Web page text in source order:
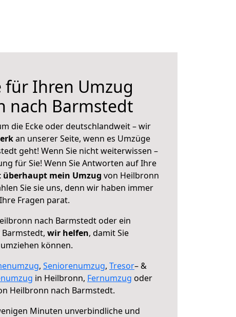
für Ihren Umzug
nach Barmstedt
die Ecke oder deutschlandweit – wir
an unserer Seite, wenn es Umzüge
geht! Wenn Sie nicht weiterwissen –
für Sie! Wenn Sie Antworten auf Ihre
überhaupt mein Umzug von Heilbronn
Sie sie uns, denn wir haben immer
Fragen parat.
nach Barmstedt oder ein
wir helfen, damit Sie
können.
, Seniorenumzug, Tresor– &
in Heilbronn, Fernumzug oder
Heilbronn nach Barmstedt.
Minuten unverbindliche und